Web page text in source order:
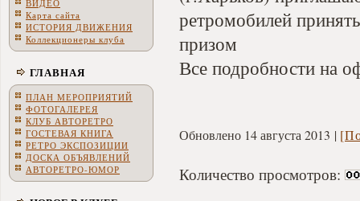
ВИДЕО
Карта сайта
ИСТОРИЯ ДВИЖЕНИЯ
Коллекционеры клуба
ГЛАВНАЯ
ПЛАН МЕРОПРИЯТИЙ
ФОТОГАЛЕРЕЯ
КЛУБ АВТОРЕТРО
ГОСТЕВАЯ КНИГА
РЕТРО ЭКСПОЗИЦИИ
ДОСКА ОБЪЯВЛЕНИЙ
АВТОРЕТРО-ЮМОР
ретромобилей
призом
Все подробности на
Обновлено 14 августа 2013
Количество просмотров: